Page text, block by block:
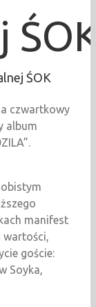
ŚOK
czwartkowy
album
manifest
wartości,
goście:
Soyka,